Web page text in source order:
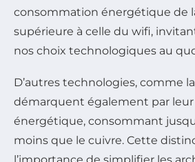
consommation énergétique de
supérieure à celle du wifi,
nos choix technologiques au
D’autres technologies, comme la
démarquent également par
énergétique, consommant
moins que le cuivre. Cette
l’importance de simplifier les